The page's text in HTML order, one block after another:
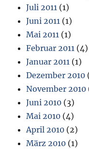
Juli 2011 (1)
Juni 2011 (1)
Mai 2011 (1)
Februar 2011 (4)
Januar 2011 (1)
Dezember 2010
November 2010
Juni 2010 (3)
Mai 2010 (4)
April 2010 (2)
März 2010 (1)